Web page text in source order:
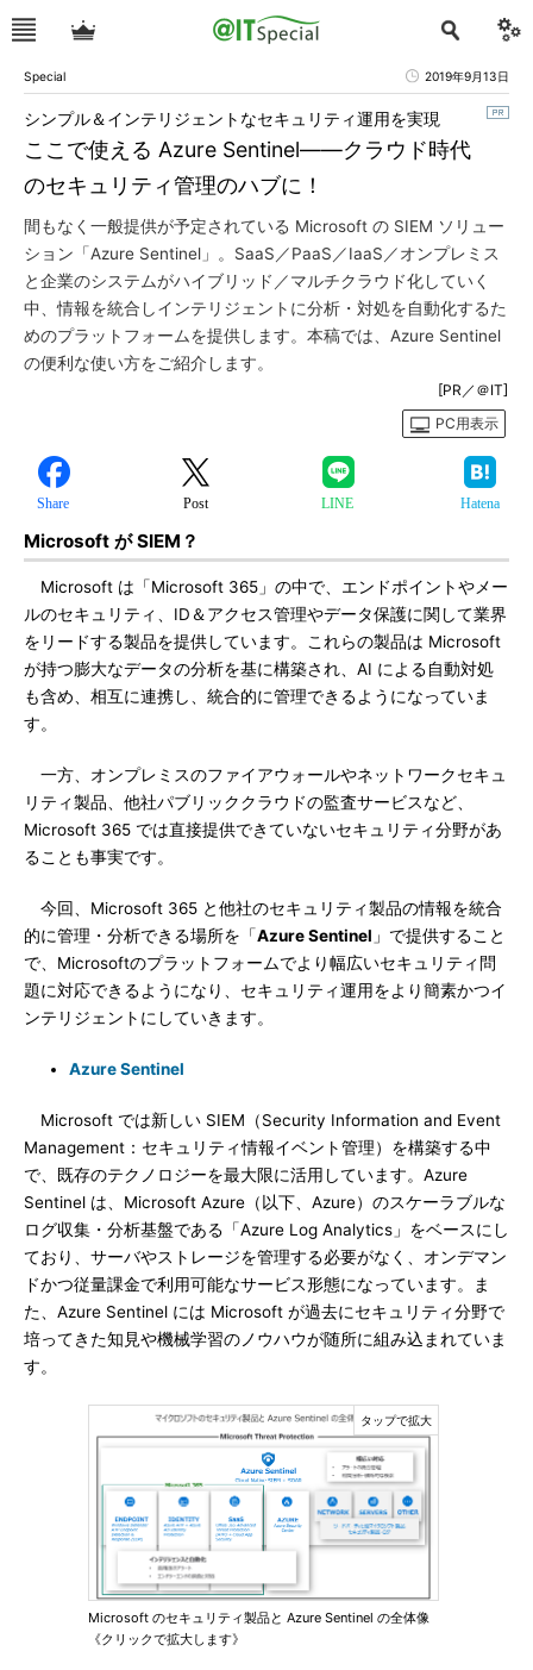
Special 2019年9月13日
ここで使える Azure Sentinel――クラウド時代
のセキュリティ管理のハブに！
シンプル＆インテリジェントなセキュリティ運用を実現
間もなく一般提供が予定されている Microsoft の SIEM ソリュー
ション「Azure Sentinel」。SaaS／PaaS／IaaS／オンプレミス
と企業のシステムがハイブリッド／マルチクラウド化していく
中、情報を統合しインテリジェントに分析・対処を自動化するた
めのプラットフォームを提供します。本稿では、Azure Sentinel
の便利な使い方をご紹介します。
[PR／＠IT]
PC用表示
Share Post LINE Hatena
Microsoft が SIEM？
Microsoft は「Microsoft 365」の中で、エンドポイントやメー
ルのセキュリティ、ID＆アクセス管理やデータ保護に関して業界
をリードする製品を提供しています。これらの製品は Microsoft
が持つ膨大なデータの分析を基に構築され、AI による自動対処
も含め、相互に連携し、統合的に管理できるようになっていま
す。
一方、オンプレミスのファイアウォールやネットワークセキュ
リティ製品、他社パブリッククラウドの監査サービスなど、
Microsoft 365 では直接提供できていないセキュリティ分野があ
ることも事実です。
今回、Microsoft 365 と他社のセキュリティ製品の情報を統合
的に管理・分析できる場所を「Azure Sentinel 」で提供すること
で、Microsoftのプラットフォームでより幅広いセキュリティ問
題に対応できるようになり、セキュリティ運用をより簡素かつイ
ンテリジェントにしていきます。
Azure Sentinel
Microsoft では新しい SIEM（Security Information and Event
Management：セキュリティ情報イベント管理）を構築する中
で、既存のテクノロジーを最大限に活用しています。Azure
Sentinel は、Microsoft Azure（以下、Azure）のスケーラブルな
ログ収集・分析基盤である「Azure Log Analytics」をベースにし
ており、サーバやストレージを管理する必要がなく、オンデマン
ドかつ従量課金で利用可能なサービス形態になっています。ま
た、Azure Sentinel には Microsoft が過去にセキュリティ分野で
培ってきた知見や機械学習のノウハウが随所に組み込まれていま
す。
Microsoft のセキュリティ製品と Azure Sentinel の全体像
《クリックで拡大します》